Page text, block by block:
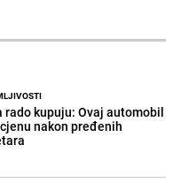
rado kupuju: Ovaj automobil
nakon pređenih